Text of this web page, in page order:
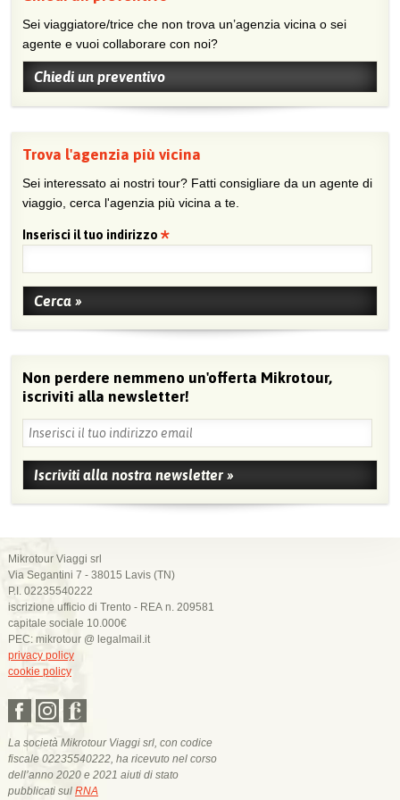
Sei viaggiatore/trice che non trova un’agenzia vicina o sei
agente e vuoi collaborare con noi?
Chiedi un preventivo
Trova l'agenzia più vicina
Sei interessato ai nostri tour? Fatti consigliare da un agente di
viaggio, cerca l'agenzia più vicina a te.
Inserisci il tuo indirizzo
Non perdere nemmeno un'offerta Mikrotour,
iscriviti alla newsletter!
Mikrotour Viaggi srl
Via Segantini 7 - 38015 Lavis (TN)
P.I. 02235540222
iscrizione ufficio di Trento - REA n. 209581
capitale sociale 10.000€
PEC: mikrotour @ legalmail.it
privacy policy
cookie policy
La società Mikrotour Viaggi srl, con codice
fiscale 02235540222, ha ricevuto nel corso
dell’anno 2020 e 2021 aiuti di stato
pubblicati sul RNA